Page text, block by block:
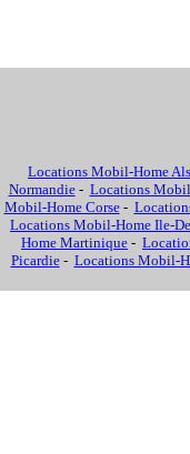
Locations Mobil-Home
Normandie- Locations
Mobil-Home Corse-
Locations Mobil-Home Ile-
Home Martinique -
Picardie- Locations Mobil-